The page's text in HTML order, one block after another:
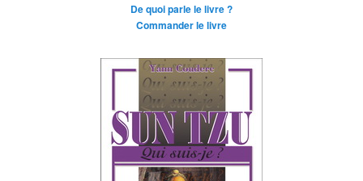
De quoi parle le livre ?
Commander le livre